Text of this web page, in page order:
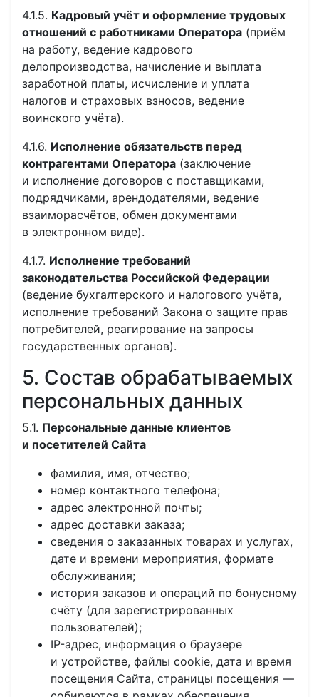
4.1.5. Кадровый учёт и оформление трудовых
отношений с работниками Оператора (приём
на работу, ведение кадрового
делопроизводства, начисление и выплата
заработной платы, исчисление и уплата
налогов и страховых взносов, ведение
воинского учёта).
4.1.6. Исполнение обязательств перед
контрагентами Оператора (заключение
и исполнение договоров с поставщиками,
подрядчиками, арендодателями, ведение
взаиморасчётов, обмен документами
в электронном виде).
4.1.7. Исполнение требований
законодательства Российской Федерации
(ведение бухгалтерского и налогового учёта,
исполнение требований Закона о защите прав
потребителей, реагирование на запросы
государственных органов).
5. Состав обрабатываемых
персональных данных
5.1. Персональные данные клиентов
и посетителей Сайта
фамилия, имя, отчество;
номер контактного телефона;
адрес электронной почты;
адрес доставки заказа;
сведения о заказанных товарах и услугах,
дате и времени мероприятия, формате
обслуживания;
история заказов и операций по бонусному
счёту (для зарегистрированных
пользователей);
IP-адрес, информация о браузере
и устройстве, файлы cookie, дата и время
посещения Сайта, страницы посещения —